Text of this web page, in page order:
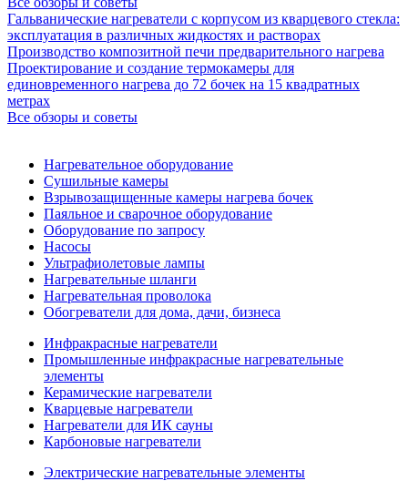
Гальванические нагреватели с корпусом из кварцевого стекла:
эксплуатация в различных жидкостях и растворах
Производство композитной печи предварительного нагрева
Проектирование и создание термокамеры для
единовременного нагрева до 72 бочек на 15 квадратных
метрах
Все обзоры и советы
Нагревательное оборудование
Сушильные камеры
Взрывозащищенные камеры нагрева бочек
Паяльное и сварочное оборудование
Оборудование по запросу
Насосы
Ультрафиолетовые лампы
Нагревательные шланги
Нагревательная проволока
Обогреватели для дома, дачи, бизнеса
Инфракрасные нагреватели
Промышленные инфракрасные нагревательные
элементы
Керамические нагреватели
Кварцевые нагреватели
Нагреватели для ИК сауны
Карбоновые нагреватели
Электрические нагревательные элементы